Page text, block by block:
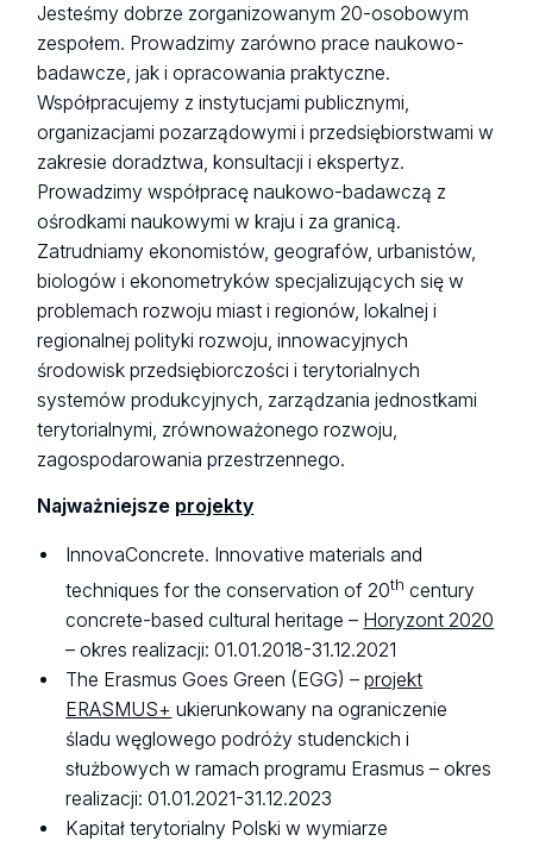
Jesteśmy dobrze zorganizowanym 20-osobowym
zespołem. Prowadzimy zarówno prace naukowo-
badawcze, jak i opracowania praktyczne.
Współpracujemy z instytucjami publicznymi,
organizacjami pozarządowymi i przedsiębiorstwami w
zakresie doradztwa, konsultacji i ekspertyz.
Prowadzimy współpracę naukowo-badawczą z
ośrodkami naukowymi w kraju i za granicą.
Zatrudniamy ekonomistów, geografów, urbanistów,
biologów i ekonometryków specjalizujących się w
problemach rozwoju miast i regionów, lokalnej i
regionalnej polityki rozwoju, innowacyjnych
środowisk przedsiębiorczości i terytorialnych
systemów produkcyjnych, zarządzania jednostkami
terytorialnymi, zrównoważonego rozwoju,
zagospodarowania przestrzennego.
Najważniejsze projekty
InnovaConcrete. Innovative materials and
techniques for the conservation of 20th century
concrete-based cultural heritage – Horyzont 2020
– okres realizacji: 01.01.2018-31.12.2021
The Erasmus Goes Green (EGG) –projekt
ERASMUS+ ukierunkowany na ograniczenie
śladu węglowego podróży studenckich i
służbowych w ramach programu Erasmus – okres
realizacji: 01.01.2021-31.12.2023
Kapitał terytorialny Polski w wymiarze